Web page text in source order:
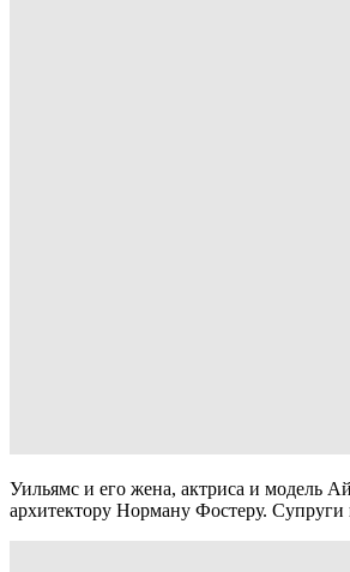
Уильямс и его жена, актриса и модель
архитектору Норману Фостеру. Супруги